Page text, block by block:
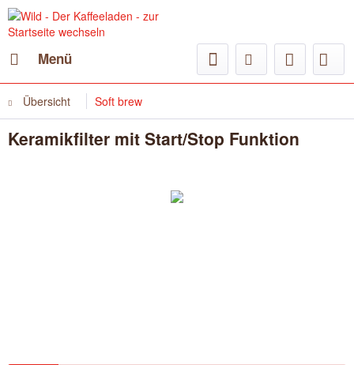
Menü
Übersicht Soft brew
Keramikfilter mit Start/Stop Funktion